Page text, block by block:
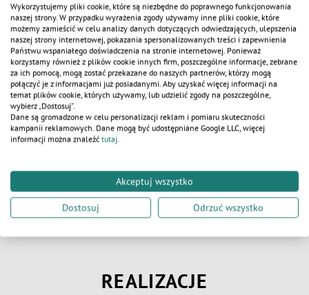
Remont łazienki w zamieszkałym domu –
jak przetrwać 2 tygodnie bez toalety?
REALIZACJE
KALKULATOR
Wykorzystujemy pliki cookie, które są niezbędne do poprawnego funkcjonowania
naszej strony. W przypadku wyrażenia zgody używamy inne pliki cookie, które
możemy zamieścić w celu analizy danych dotyczących odwiedzających, ulepszenia
naszej strony internetowej, pokazania spersonalizowanych treści i zapewnienia
Państwu wspaniałego doświadczenia na stronie internetowej. Ponieważ
korzystamy również z plików cookie innych firm, poszczególne informacje, zebrane
za ich pomocą, mogą zostać przekazane do naszych partnerów, którzy mogą
połączyć je z informacjami już posiadanymi. Aby uzyskać więcej informacji na
temat plików cookie, których używamy, lub udzielić zgody na poszczególne,
wybierz „Dostosuj”.
Dane są gromadzone w celu personalizacji reklam i pomiaru skuteczności
kampanii reklamowych. Dane mogą być udostępniane Google LLC, więcej
informacji można znaleźć tutaj.
Akceptuj wszystko
Dostosuj Odrzuć wszystko